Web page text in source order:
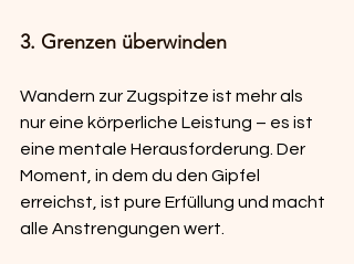
3. Grenzen überwinden
Wandern zur Zugspitze ist mehr als
nur eine körperliche Leistung – es ist
eine mentale Herausforderung. Der
Moment, in dem du den Gipfel
erreichst, ist pure Erfüllung und macht
alle Anstrengungen wert.